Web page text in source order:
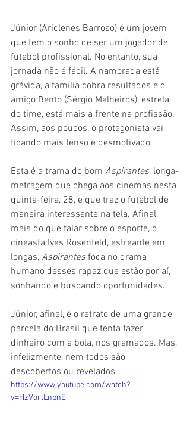
Júnior (Ariclenes Barroso) é um jovem
que tem o sonho de ser um jogador de
futebol profissional. No entanto, sua
jornada não é fácil. A namorada está
grávida, a família cobra resultados e o
amigo Bento (Sérgio Malheiros), estrela
do time, está mais à frente na profissão.
Assim, aos poucos, o protagonista vai
ficando mais tenso e desmotivado.
Esta é a trama do bom Aspirantes, longa-
metragem que chega aos cinemas nesta
quinta-feira, 28, e que traz o futebol de
maneira interessante na tela. Afinal,
mais do que falar sobre o esporte, o
cineasta Ives Rosenfeld, estreante em
longas, Aspirantes foca no drama
humano desses rapaz que estão por aí,
sonhando e buscando oportunidades.
Júnior, afinal, é o retrato de uma grande
parcela do Brasil que tenta fazer
dinheiro com a bola, nos gramados. Mas,
infelizmente, nem todos são
descobertos ou revelados.
https://www.youtube.com/watch?
v=HzVorlLnbnE